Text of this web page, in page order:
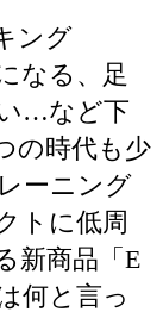
ング
なる、足
…など下
の時代も少
ーニング
トに低周
新商品「E
何と言っ